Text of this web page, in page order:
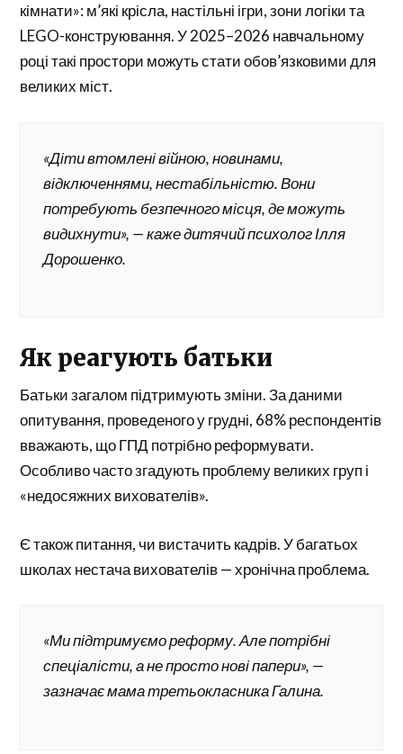
кімнати»: м’які крісла, настільні ігри, зони логіки та
LEGO-конструювання. У 2025–2026 навчальному
році такі простори можуть стати обов’язковими для
великих міст.
«Діти втомлені війною, новинами,
відключеннями, нестабільністю. Вони
потребують безпечного місця, де можуть
видихнути», — каже дитячий психолог Ілля
Дорошенко.
Як реагують батьки
Батьки загалом підтримують зміни. За даними
опитування, проведеного у грудні, 68% респондентів
вважають, що ГПД потрібно реформувати.
Особливо часто згадують проблему великих груп і
«недосяжних вихователів».
Є також питання, чи вистачить кадрів. У багатьох
школах нестача вихователів — хронічна проблема.
«Ми підтримуємо реформу. Але потрібні
спеціалісти, а не просто нові папери», —
зазначає мама третьокласника Галина.